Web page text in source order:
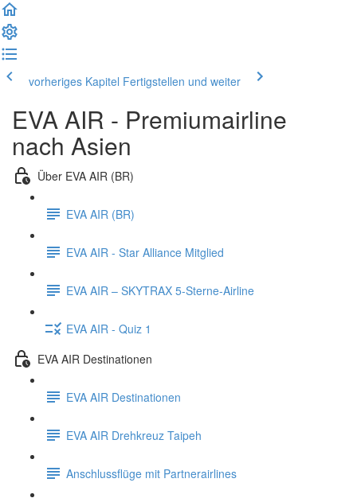
vorheriges Kapitel Fertigstellen und weiter
EVA AIR - Premiumairline
nach Asien
Über EVA AIR (BR)
EVA AIR (BR)
EVA AIR - Star Alliance Mitglied
EVA AIR – SKYTRAX 5-Sterne-Airline
EVA AIR - Quiz 1
EVA AIR Destinationen
EVA AIR Destinationen
EVA AIR Drehkreuz Taipeh
Anschlussflüge mit Partnerairlines